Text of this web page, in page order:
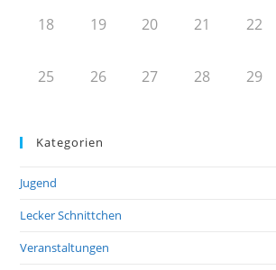
18 19 20 21 22
25 26 27 28 29
Kategorien
Jugend
Lecker Schnittchen
Veranstaltungen